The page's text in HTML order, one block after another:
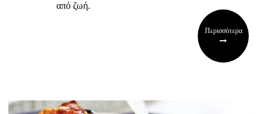
από ζωή.
Περισσότερα